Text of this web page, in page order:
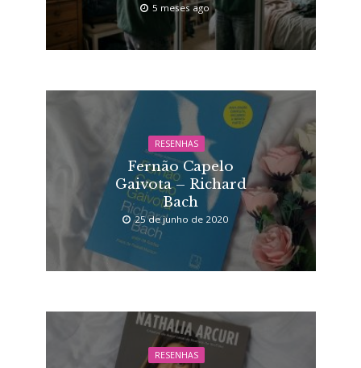
5 meses ago
RESENHAS
Fernão Capelo
Gaivota – Richard
Bach
25 de junho de 2020
RESENHAS